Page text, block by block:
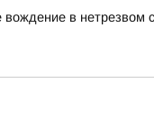
в нетрезвом